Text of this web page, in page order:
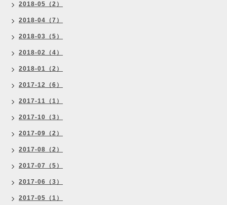
2018-05（2）
2018-04（7）
2018-03（5）
2018-02（4）
2018-01（2）
2017-12（6）
2017-11（1）
2017-10（3）
2017-09（2）
2017-08（2）
2017-07（5）
2017-06（3）
2017-05（1）